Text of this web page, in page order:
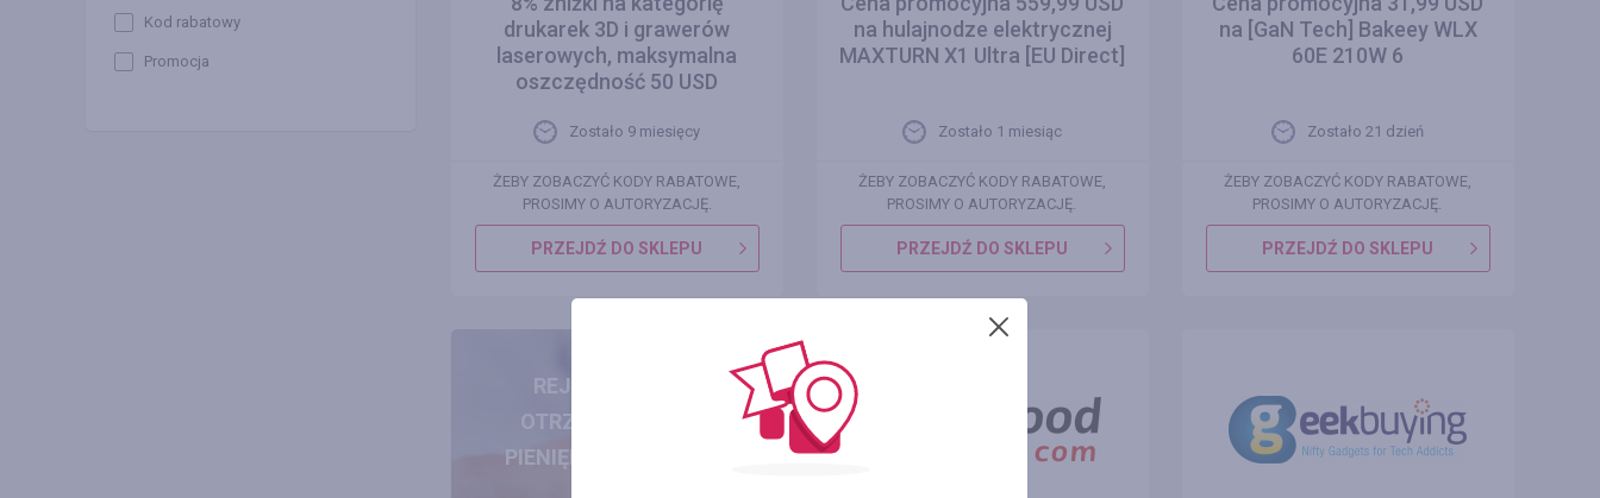
Kod rabatowy
Promocja
drukarek 3D i grawerów
laserowych, maksymalna
oszczędność 50 USD
Zostało 9 miesięcy
ŻEBY ZOBACZYĆ KODY RABATOWE,
PROSIMY O AUTORYZACJĘ.
PRZEJDŹ DO SKLEPU
na hulajnodze elektrycznej
MAXTURN X1 Ultra [EU Direct]
Zostało 1 miesiąc
ŻEBY ZOBACZYĆ KODY RABATOWE,
PROSIMY O AUTORYZACJĘ.
PRZEJDŹ DO SKLEPU
na [GaN Tech] Bakeey WLX
60E 210W 6
Zostało 21 dzień
ŻEBY ZOBACZYĆ KODY RABATOWE,
PROSIMY O AUTORYZACJĘ.
PRZEJDŹ DO SKLEPU
REJESTRUJ SIĘ I
OTRZYMUJ ZWROT
PIENIĘDZY ZA ZAKUPY